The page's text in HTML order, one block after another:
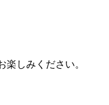
楽しみください。